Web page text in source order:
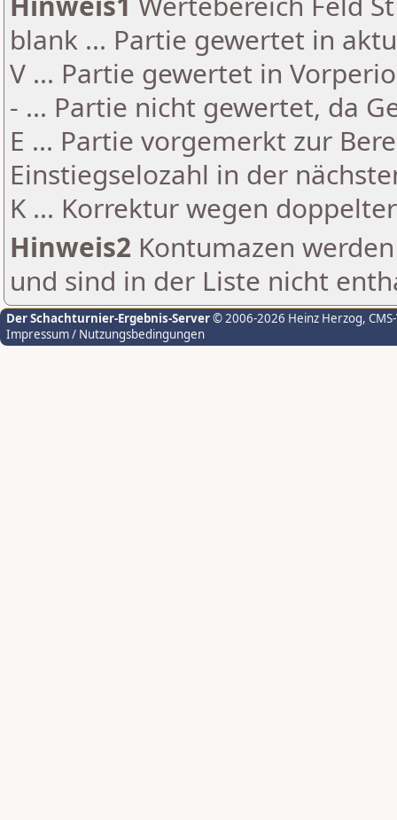
blank ... Partie gewertet in
V ... Partie gewertet in
- ... Partie nicht gewertet, da
E ... Partie vorgemerkt zur
Einstiegselozahl in der
K ... Korrektur wegen
Hinweis2 Kontumazen
und sind in der Liste nicht
Der Schachturnier-Ergebnis-Server© 2006-2026 Heinz Herzog,
Impressum / Nutzungsbedingungen